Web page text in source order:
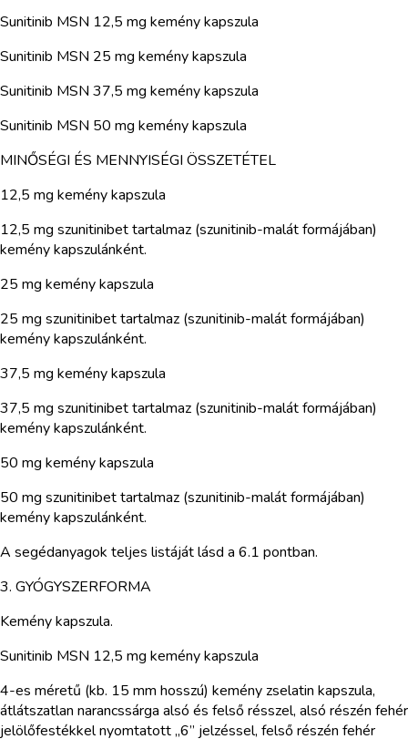
Sunitinib MSN 12,5 mg kemény kapszula
Sunitinib MSN 25 mg kemény kapszula
Sunitinib MSN 37,5 mg kemény kapszula
Sunitinib MSN 50 mg kemény kapszula
MINŐSÉGI ÉS MENNYISÉGI ÖSSZETÉTEL
12,5 mg kemény kapszula
12,5 mg szunitinibet tartalmaz (szunitinib-malát formájában)
kemény kapszulánként.
25 mg kemény kapszula
25 mg szunitinibet tartalmaz (szunitinib-malát formájában)
kemény kapszulánként.
37,5 mg kemény kapszula
37,5 mg szunitinibet tartalmaz (szunitinib-malát formájában)
kemény kapszulánként.
50 mg kemény kapszula
50 mg szunitinibet tartalmaz (szunitinib-malát formájában)
kemény kapszulánként.
A segédanyagok teljes listáját lásd a 6.1 pontban.
3. GYÓGYSZERFORMA
Kemény kapszula.
Sunitinib MSN 12,5 mg kemény kapszula
4-es méretű (kb. 15 mm hosszú) kemény zselatin kapszula,
átlátszatlan narancssárga alsó és felső résszel, alsó részén fehér
jelölőfestékkel nyomtatott „6” jelzéssel, felső részén fehér